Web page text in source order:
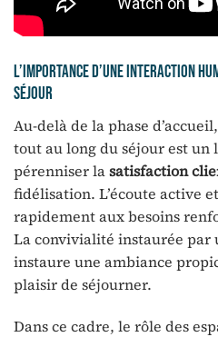
L’importance d’une interaction
séjour
Au-delà de la phase d’accueil,
tout au long du séjour est
pérenniser lasatisfaction
fidélisation. L’écoute active
rapidement aux besoins
La convivialité instaurée par
instaure une ambiance
plaisir de séjourner.
Dans ce cadre, le rôle des